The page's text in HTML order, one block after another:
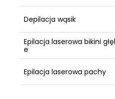
Depilacja wąsik
Epilacja laserowa bikini
e
Epilacja laserowa pachy